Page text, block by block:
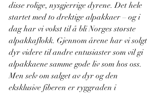
disse rolige, nysgjerrige dyrene. Det hele
startet med to drektige alpakkaer – og i
dag har vi vokst til å bli Norges største
alpakkaflokk. Gjennom årene har vi solgt
dyr videre til andre entusiaster som vil gi
alpakkaene samme gode liv som hos oss.
Men selv om salget av dyr og den
eksklusive fiberen er ryggraden i